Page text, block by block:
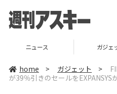
ニュース ガジェ
home > ガジェット >
が39％引きのセールをEXPANSYS